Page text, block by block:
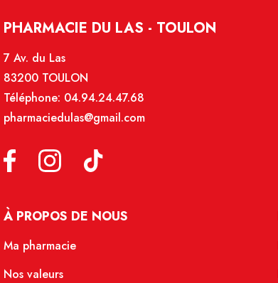
PHARMACIE DU LAS - TOULON
7 Av. du Las
83200 TOULON
Téléphone: 04.94.24.47.68
pharmaciedulas@gmail.com
À PROPOS DE NOUS
Ma pharmacie
Nos valeurs